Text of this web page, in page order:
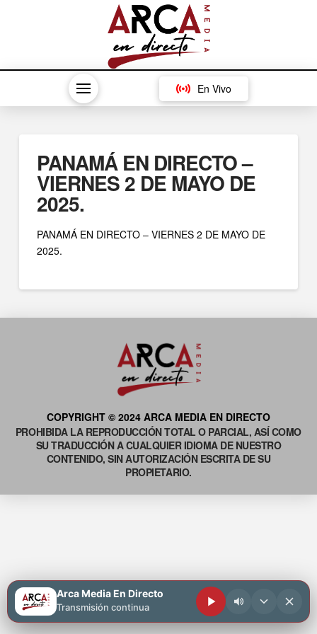
En Vivo
PANAMÁ EN DIRECTO –
VIERNES 2 DE MAYO DE
2025.
PANAMÁ EN DIRECTO – VIERNES 2 DE MAYO DE
2025.
COPYRIGHT © 2024 ARCA MEDIA EN DIRECTO
PROHIBIDA LA REPRODUCCIÓN TOTAL O PARCIAL, ASÍ COMO
SU TRADUCCIÓN A CUALQUIER IDIOMA DE NUESTRO
CONTENIDO, SIN AUTORIZACIÓN ESCRITA DE SU
PROPIETARIO.
Arca Media En Directo
Transmisión continua